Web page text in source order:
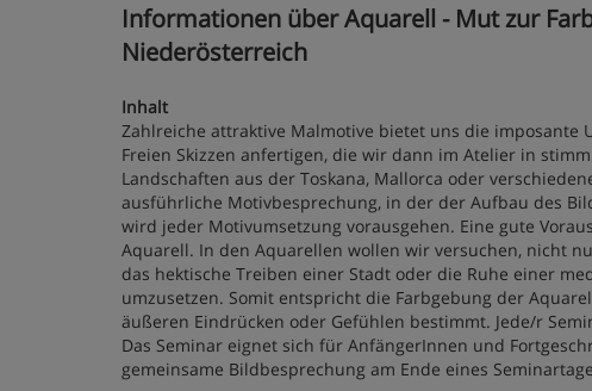
Informationen über Aquarell - Mut zur
Niederösterreich
Inhalt
Zahlreiche attraktive Malmotive bietet uns die imposante
Freien Skizzen anfertigen, die wir dann im Atelier in
Landschaften aus der Toskana, Mallorca oder
ausführliche Motivbesprechung, in der der Aufbau des
wird jeder Motivumsetzung vorausgehen. Eine gute
Aquarell. In den Aquarellen wollen wir versuchen, nicht
das hektische Treiben einer Stadt oder die Ruhe einer
umzusetzen. Somit entspricht die Farbgebung der
äußeren Eindrücken oder Gefühlen bestimmt. Jede/r
Das Seminar eignet sich für AnfängerInnen und
gemeinsame Bildbesprechung am Ende eines